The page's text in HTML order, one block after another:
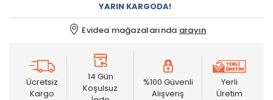
YARIN KARGODA!
Evidea mağazalarında arayın
Ücretsiz
Kargo
14 Gün
Koşulsuz
%100 Güvenli
Alışveriş
Yerli
Üretim